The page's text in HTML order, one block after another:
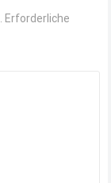
Erforderliche